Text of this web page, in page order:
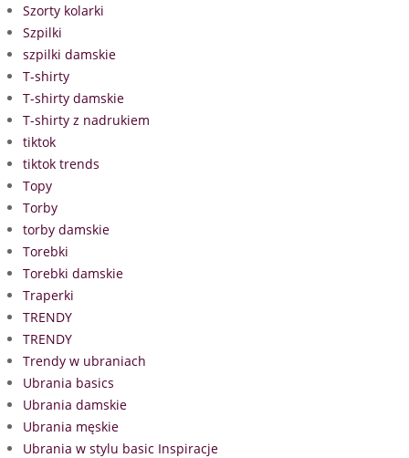
Szorty kolarki
Szpilki
szpilki damskie
T-shirty
T-shirty damskie
T-shirty z nadrukiem
tiktok
tiktok trends
Topy
Torby
torby damskie
Torebki
Torebki damskie
Traperki
TRENDY
TRENDY
Trendy w ubraniach
Ubrania basics
Ubrania damskie
Ubrania męskie
Ubrania w stylu basic Inspiracje